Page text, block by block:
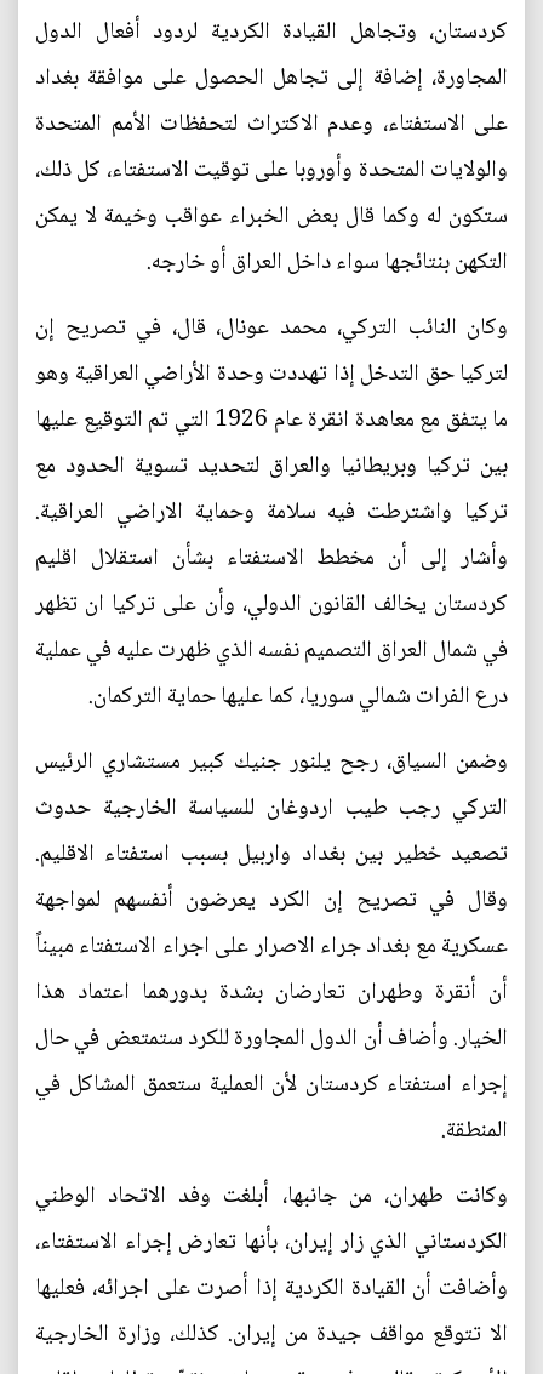
كردستان، وتجاهل القيادة الكردية لردود أفعال الدول
المجاورة، إضافة إلى تجاهل الحصول على موافقة بغداد
على الاستفتاء، وعدم الاكتراث لتحفظات الأمم المتحدة
والولايات المتحدة وأوروبا على توقيت الاستفتاء، كل ذلك،
ستكون له وكما قال بعض الخبراء عواقب وخيمة لا يمكن
التكهن بنتائجها سواء داخل العراق أو خارجه.
وكان النائب التركي، محمد عونال، قال، في تصريح إن
لتركيا حق التدخل إذا تهددت وحدة الأراضي العراقية وهو
ما يتفق مع معاهدة انقرة عام 1926 التي تم التوقيع عليها
بين تركيا وبريطانيا والعراق لتحديد تسوية الحدود مع
تركيا واشترطت فيه سلامة وحماية الاراضي العراقية.
وأشار إلى أن مخطط الاستفتاء بشأن استقلال اقليم
كردستان يخالف القانون الدولي، وأن على تركيا ان تظهر
في شمال العراق التصميم نفسه الذي ظهرت عليه في عملية
درع الفرات شمالي سوريا، كما عليها حماية التركمان.
وضمن السياق، رجح يلنور جنيك كبير مستشاري الرئيس
التركي رجب طيب اردوغان للسياسة الخارجية حدوث
تصعيد خطير بين بغداد واربيل بسبب استفتاء الاقليم.
وقال في تصريح إن الكرد يعرضون أنفسهم لمواجهة
عسكرية مع بغداد جراء الاصرار على اجراء الاستفتاء مبيناً
أن أنقرة وطهران تعارضان بشدة بدورهما اعتماد هذا
الخيار. وأضاف أن الدول المجاورة للكرد ستمتعض في حال
إجراء استفتاء كردستان لأن العملية ستعمق المشاكل في
المنطقة.
وكانت طهران، من جانبها، أبلغت وفد الاتحاد الوطني
الكردستاني الذي زار إيران، بأنها تعارض إجراء الاستفتاء،
وأضافت أن القيادة الكردية إذا أصرت على اجرائه، فعليها
الا تتوقع مواقف جيدة من إيران. كذلك، وزارة الخارجية